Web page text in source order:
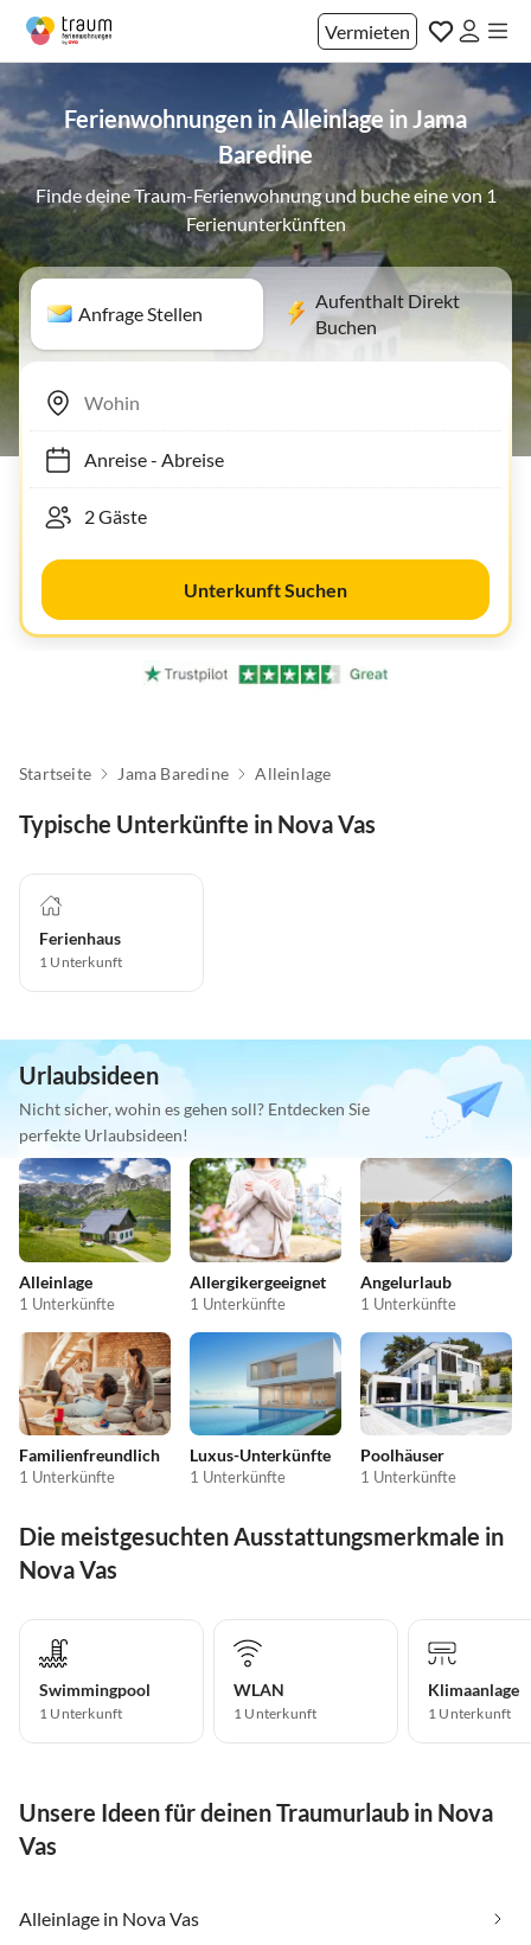
Vermieten
Ferienwohnungen in Alleinlage in Jama
Baredine
Finde deine Traum-Ferienwohnung und buche eine von 1
Ferienunterkünften
Anfrage Stellen
Aufenthalt Direkt
Buchen
Anreise- Abreise
Unterkunft Suchen
Startseite Jama Baredine Alleinlage
Typische Unterkünfte in Nova Vas
Ferienhaus
1 Unterkunft
Urlaubsideen
Nicht sicher, wohin es gehen soll? Entdecken Sie
perfekte Urlaubsideen!
Alleinlage
1 Unterkünfte
Allergikergeeignet
1 Unterkünfte
Angelurlaub
1 Unterkünfte
Familienfreundlich
1 Unterkünfte
Luxus-Unterkünfte
1 Unterkünfte
Poolhäuser
1 Unterkünfte
Die meistgesuchten Ausstattungsmerkmale in
Nova Vas
Swimmingpool
1 Unterkunft
WLAN
1 Unterkunft
Klimaanlage
1 Unterkunft
Unsere Ideen für deinen Traumurlaub in Nova
Vas
Alleinlage in Nova Vas